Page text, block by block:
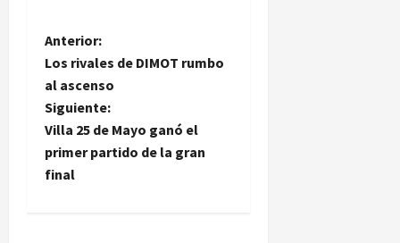
N
a
v
e
Anterior:
Los rivales de DIMOT rumbo
al ascenso
Siguiente:
Villa 25 de Mayo ganó el
primer partido de la gran
final